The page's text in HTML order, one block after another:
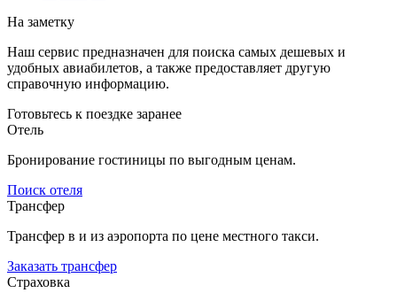
На заметку
Наш сервис предназначен для поиска самых дешевых и
удобных авиабилетов, а также предоставляет другую
справочную информацию.
Готовьтесь к поездке заранее
Отель
Бронирование гостиницы по выгодным ценам.
Поиск отеля
Трансфер
Трансфер в и из аэропорта по цене местного такси.
Заказать трансфер
Страховка